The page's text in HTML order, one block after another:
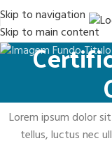
Skip to navigation
Skip to main content
Lorem ipsum dolor
tellus, luctus nec